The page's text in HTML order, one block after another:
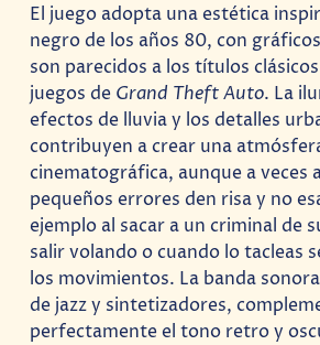
El juego adopta una estética
negro de los años 80, con
son parecidos a los títulos
juegos de Grand Theft Auto. La
efectos de lluvia y los detalles
contribuyen a crear una
cinematográfica, aunque a veces
pequeños errores den risa y no
ejemplo al sacar a un criminal de
salir volando o cuando lo tacleas
los movimientos. La banda
de jazz y sintetizadores,
perfectamente el tono retro y